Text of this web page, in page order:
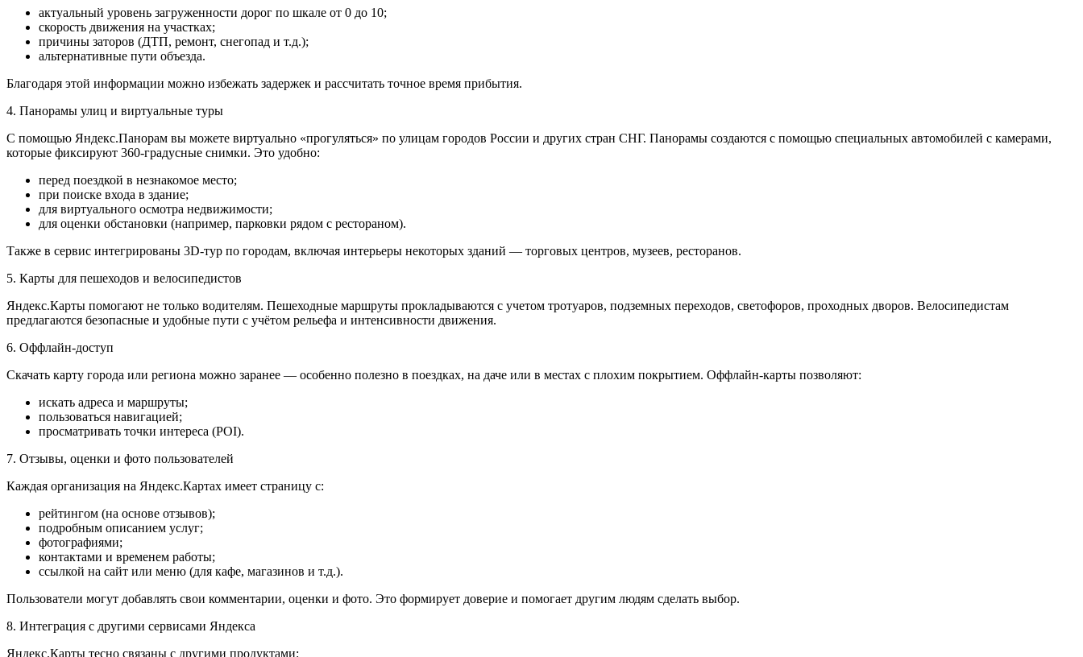
актуальный уровень загруженности дорог по шкале от 0 до 10;
скорость движения на участках;
причины заторов (ДТП, ремонт, снегопад и т.д.);
альтернативные пути объезда.
Благодаря этой информации можно избежать задержек и рассчитать точное время прибытия.
4. Панорамы улиц и виртуальные туры
С помощью Яндекс.Панорам вы можете виртуально «прогуляться» по улицам городов России и других стран СНГ. Панорамы создаются с помощью специальных автомобилей с камерами,
которые фиксируют 360-градусные снимки. Это удобно:
перед поездкой в незнакомое место;
при поиске входа в здание;
для виртуального осмотра недвижимости;
для оценки обстановки (например, парковки рядом с рестораном).
Также в сервис интегрированы 3D-тур по городам, включая интерьеры некоторых зданий — торговых центров, музеев, ресторанов.
5. Карты для пешеходов и велосипедистов
Яндекс.Карты помогают не только водителям. Пешеходные маршруты прокладываются с учетом тротуаров, подземных переходов, светофоров, проходных дворов. Велосипедистам
предлагаются безопасные и удобные пути с учётом рельефа и интенсивности движения.
6. Оффлайн-доступ
Скачать карту города или региона можно заранее — особенно полезно в поездках, на даче или в местах с плохим покрытием. Оффлайн-карты позволяют:
искать адреса и маршруты;
пользоваться навигацией;
просматривать точки интереса (POI).
7. Отзывы, оценки и фото пользователей
Каждая организация на Яндекс.Картах имеет страницу с:
рейтингом (на основе отзывов);
подробным описанием услуг;
фотографиями;
контактами и временем работы;
ссылкой на сайт или меню (для кафе, магазинов и т.д.).
Пользователи могут добавлять свои комментарии, оценки и фото. Это формирует доверие и помогает другим людям сделать выбор.
8. Интеграция с другими сервисами Яндекса
Яндекс.Карты тесно связаны с другими продуктами: